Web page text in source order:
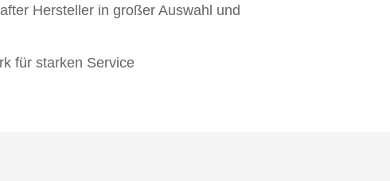
Hersteller in großer Auswahl und
für starken Service